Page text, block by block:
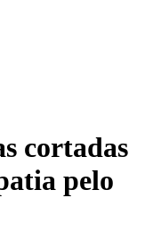
cortadas
pelo